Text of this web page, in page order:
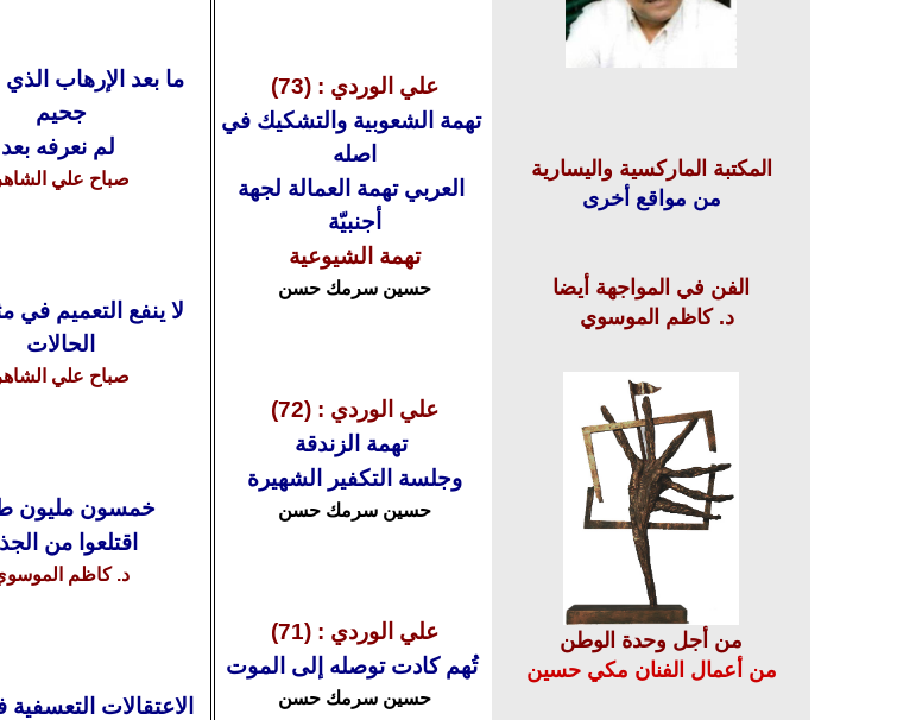
ما بعد الإرهاب الذي
جحيم
لم نعرفه بعد
صباح علي الشاهر
لا ينفع التعميم في
الحالات
صباح علي الشاهر
خمسون مليون
اقتلعوا من
د. كاظم
الاعتقالات التعسفية
علي الوردي : (73)
تهمة الشعوبية والتشكيك في
اصله
العربي تهمة العمالة لجهة
أجنبيّة
تهمة الشيوعية
حسين سرمك حسن
علي الوردي : (72)
تهمة الزندقة
وجلسة التكفير الشهيرة
حسين سرمك حسن
علي الوردي : (71)
تُهم كادت توصله إلى الموت
حسين سرمك حسن
المكتبة الماركسية واليسارية
من مواقع أخرى
الفن في المواجهة أيضا
د. كاظم الموسوي
من أجل وحدة الوطن
من أعمال الفنان مكي حسين